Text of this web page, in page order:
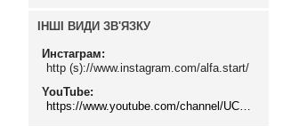
ІНШІ ВИДИ ЗВ'ЯЗКУ
Инстаграм
http (s)://www.instagram.com/alfa.start/
YouTube